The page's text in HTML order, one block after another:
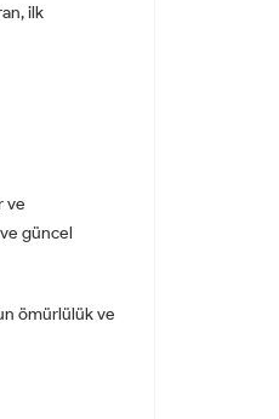
ilk
ve
güncel
ömürlülük ve